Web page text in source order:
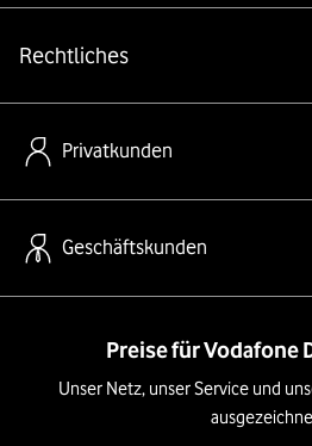
Rechtliches
Privatkunden
Geschäftskunden
Preise für Vodafone
Unser Netz, unser Service und